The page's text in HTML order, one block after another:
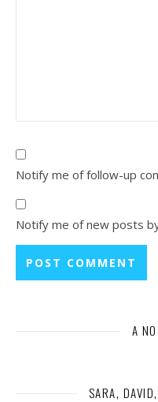
Notify me of follow-up
Notify me of new posts
A
SARA,